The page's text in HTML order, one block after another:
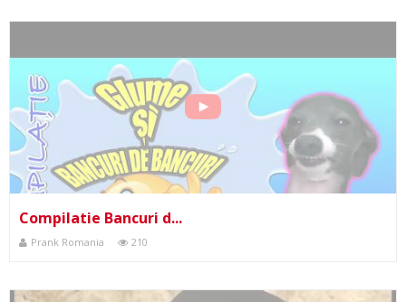
Compilatie Bancuri d...
Prank Romania 210